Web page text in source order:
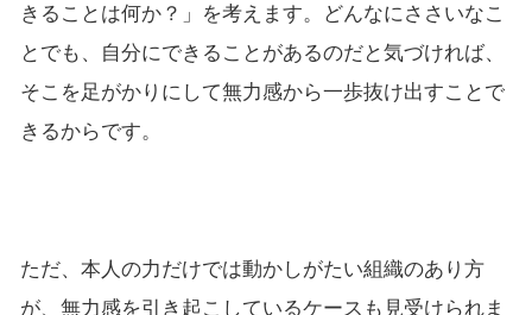
きることは何か？」を考えます。どんなにささいなこ
とでも、自分にできることがあるのだと気づければ、
そこを足がかりにして無力感から一歩抜け出すことで
きるからです。
ただ、本人の力だけでは動かしがたい組織のあり方
が、無力感を引き起こしているケースも見受けられま